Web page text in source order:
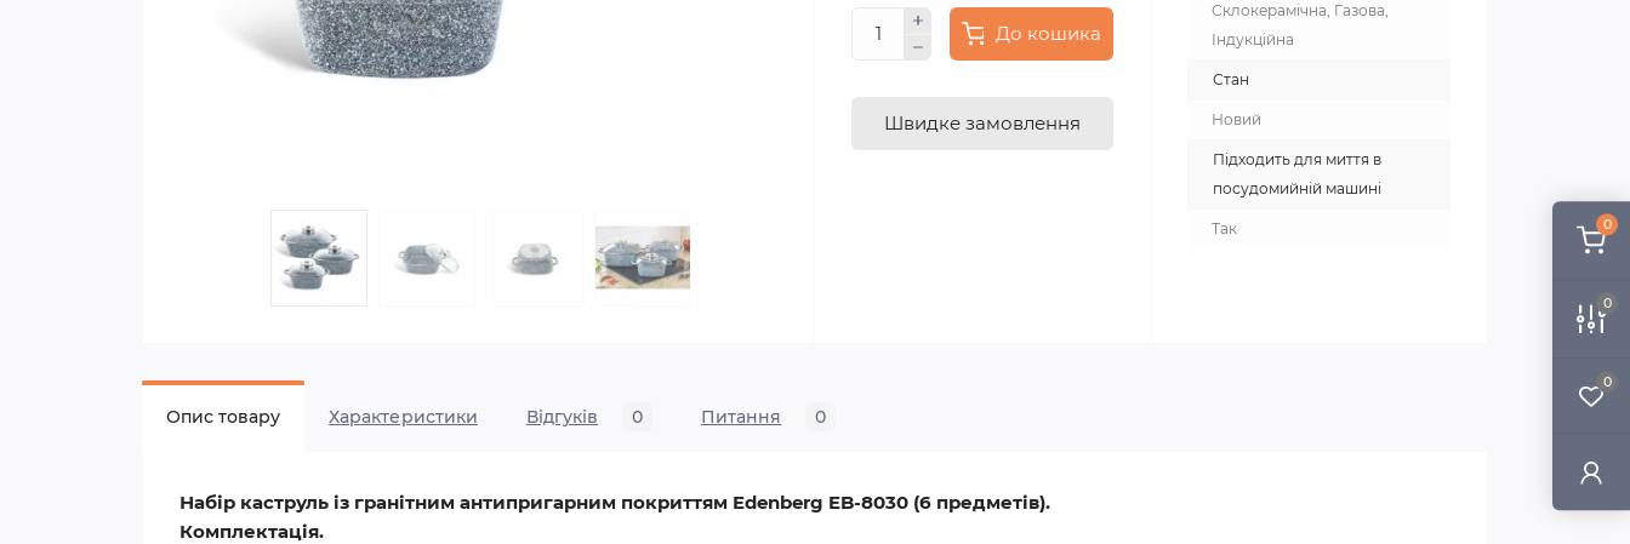
0
0
0
До кошика
Швидке замовлення
Склокерамічна, Газова,
Індукційна
Стан
Новий
Підходить для миття в
посудомийній машині
Так
Опис товару Характеристики Відгуків 0 Питання 0
Набір каструль із гранітним антипригарним покриттям Edenberg EB-8030 (6 предметів).
Комплектація.